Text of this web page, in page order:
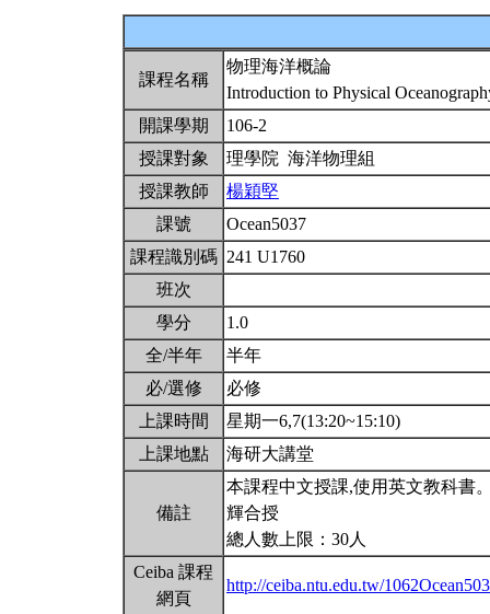
課程名稱
物理海洋概論
Introduction to Physical
開課學期
106-2
授課對象
理學院 海洋物理組
授課教師
楊穎堅
課號
Ocean5037
課程識別碼 241 U1760
班次
學分
1.0
全/半年
半年
必/選修
必修
上課時間
星期一6,7(13:20~15:10)
上課地點
海研大講堂
備註
本課程中文授課,使用英文教科書
輝合授
總人數上限：30人
Ceiba 課程
網頁
http://ceiba.ntu.edu.tw/